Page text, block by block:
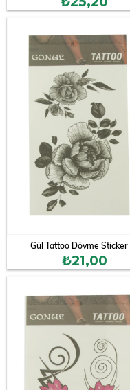
Gül Tattoo Dövme Sticker
₺21,00